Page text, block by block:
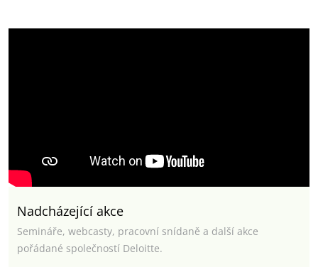
Nadcházející akce
Semináře, webcasty, pracovní snídaně a další akce
pořádané společností Deloitte.